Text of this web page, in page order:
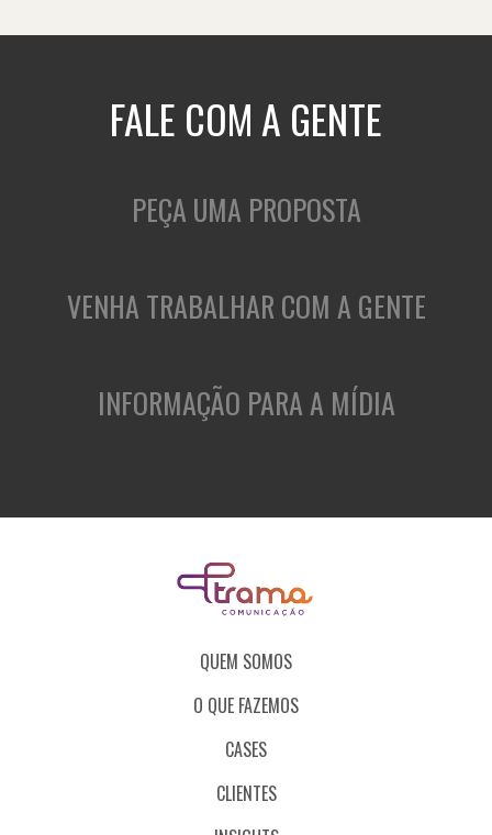
FALE COM A GENTE
PEÇA UMA PROPOSTA
VENHA TRABALHAR COM A GENTE
INFORMAÇÃO PARA A MÍDIA
QUEM SOMOS
O QUE FAZEMOS
CASES
CLIENTES